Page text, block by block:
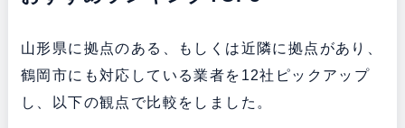
山形県に拠点のある、もしくは近隣に拠点があり、
鶴岡市にも対応している業者を12社ピックアップ
し、以下の観点で比較をしました。